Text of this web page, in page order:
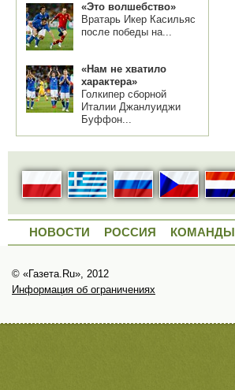
«Это волшебство»
Вратарь Икер Касильяс
после победы на...
«Нам не хватило
характера»
Голкипер сборной
Италии Джанлуиджи
Буффон...
НОВОСТИ РОССИЯ КОМАНДЫ
© «Газета.Ru», 2012
Информация об ограничениях